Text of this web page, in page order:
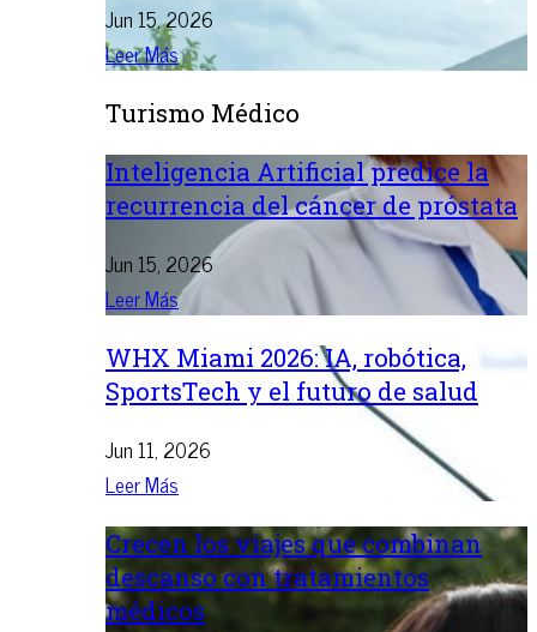
Jun 15, 2026
Leer Más
Turismo Médico
Inteligencia Artificial predice la
recurrencia del cáncer de próstata
Jun 15, 2026
Leer Más
WHX Miami 2026: IA, robótica,
SportsTech y el futuro de salud
Jun 11, 2026
Leer Más
Crecen los viajes que combinan
descanso con tratamientos
médicos